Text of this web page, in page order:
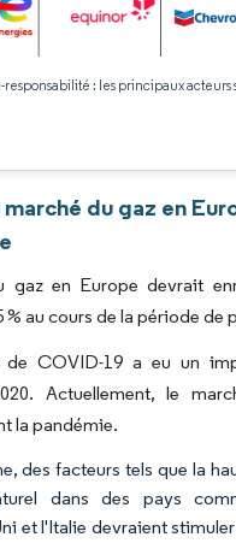
: les principaux acteurs
du gaz en
gaz en Europe devrait
% au cours de la période de
de COVID-19 a eu un
Actuellement, le
la pandémie.
des facteurs tels que la
dans des pays
et l'Italie devraient